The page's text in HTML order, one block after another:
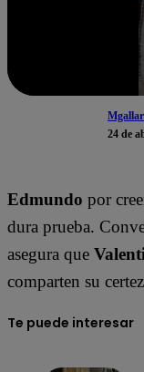
24 de
Edmundo por
dura prueba.
asegura que
comparten su
Te puede interesar